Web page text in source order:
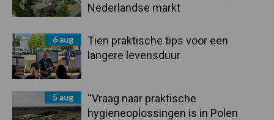
Nederlandse markt
6 aug
Tien praktische tips voor een
langere levensduur
5 aug
“Vraag naar praktische
hygieneoplossingen is in Polen